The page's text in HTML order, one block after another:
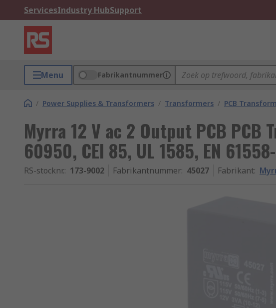
ServicesIndustry HubSupport
Menu Fabrikantnummer
/ Power Supplies & Transformers / Transformers / PCB
Myrra 12 V ac 2 Output PCB PCB
60950, CEI 85, UL 1585, EN
RS-stocknr.: 173-9002 Fabrikantnummer: 45027 Fabrikant: